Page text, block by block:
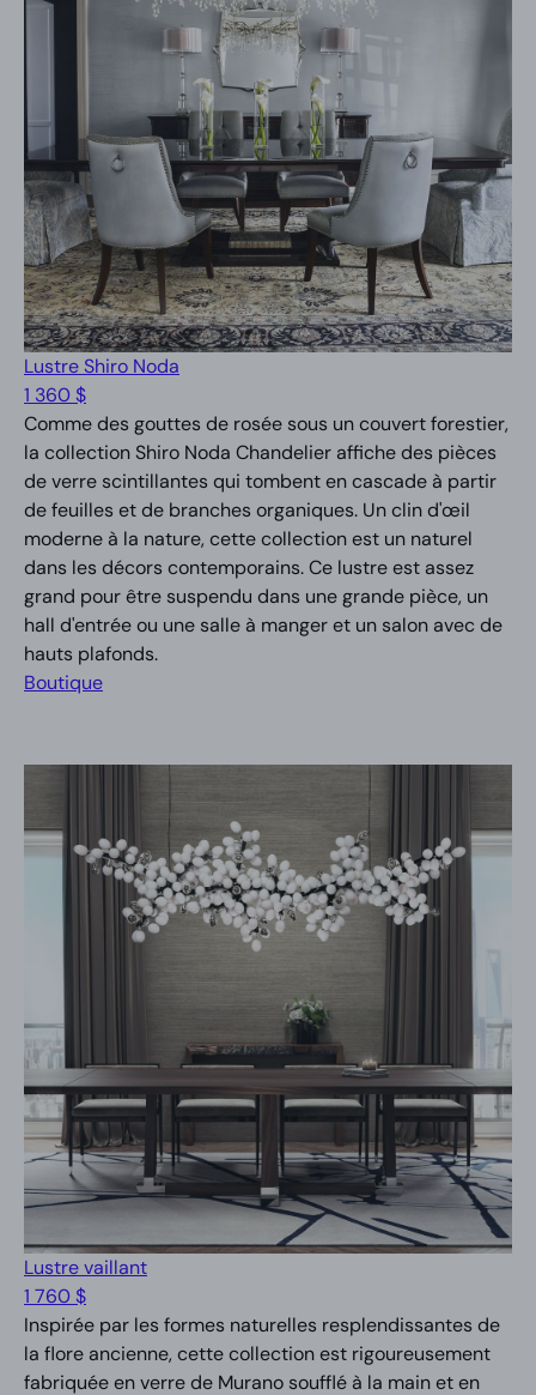
Lustre Shiro Noda
1 360 $
Comme des gouttes de rosée sous un couvert forestier,
la collection Shiro Noda Chandelier affiche des pièces
de verre scintillantes qui tombent en cascade à partir
de feuilles et de branches organiques. Un clin d'œil
moderne à la nature, cette collection est un naturel
dans les décors contemporains. Ce lustre est assez
grand pour être suspendu dans une grande pièce, un
hall d'entrée ou une salle à manger et un salon avec de
hauts plafonds.
Boutique
Lustre vaillant
1 760 $
Inspirée par les formes naturelles resplendissantes de
la flore ancienne, cette collection est rigoureusement
fabriquée en verre de Murano soufflé à la main et en